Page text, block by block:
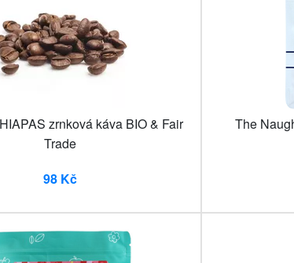
zrnková káva BIO & Fair
Trade
98 Kč
The